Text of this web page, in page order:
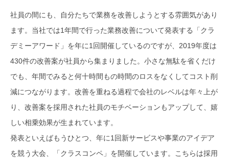
社員の間にも、自分たちで業務を改善しようとする雰囲気があり
ます。当社では1年間で行った業務改善について発表する「クラ
デミーアワード」を年に1回開催しているのですが、2019年度は
430件の改善案が社員から集まりました。小さな無駄を省くだけ
でも、年間でみると何十時間もの時間のロスをなくしてコスト削
減につながります。改善を重ねる過程で会社のレベルは年々上が
り、改善案を採用された社員のモチベーションもアップして、嬉
しい相乗効果が生まれています。
発表といえばもうひとつ、年に1回新サービスや事業のアイデア
を競う大会、「クラスコンペ」を開催しています。こちらは採用